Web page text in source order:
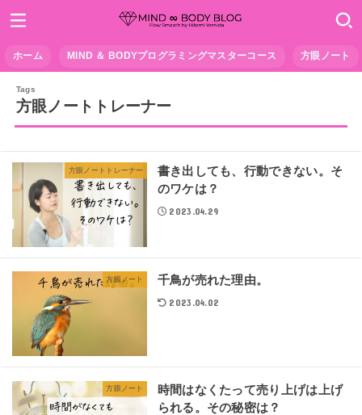
ホーム MIND ＆ BODYプログラミングマスターコース 方眼ノート
方眼ノートトレーナー
方眼ノートトレーナー
書き出しても、行動できない。そ
のワケは？
2023.04.29
方眼ノート 千鳥が売れた理由。
2023.04.02
方眼ノート
時間はなくたって売り上げは上げ
られる。その秘密は？